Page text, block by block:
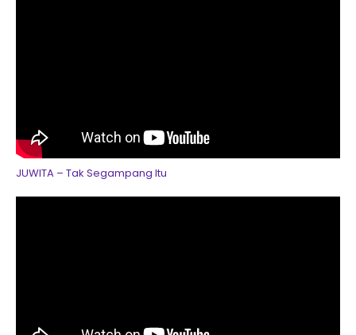
JUWITA – Tak Segampang Itu